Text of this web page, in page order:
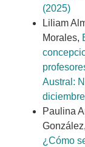
(2025)
Liliam
Morales,
Austral:
Paulina
¿Cómo